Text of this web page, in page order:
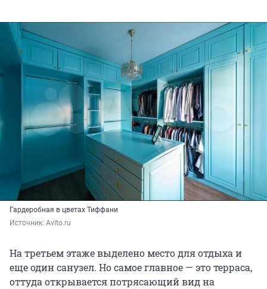
Гардеробная в цветах Тиффани
Источник: Avito.ru
На третьем этаже выделено место для отдыха и
еще один санузел. Но самое главное — это терраса,
оттуда открывается потрясающий вид на